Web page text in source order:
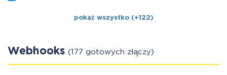
pokaż wszystko (+122)
Webhooks (177 gotowych złączy)